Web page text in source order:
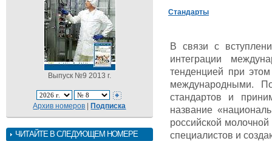
Выпуск №9 2013 г.
Архив номеров |Подписка
ЧИТАЙТЕ В СЛЕДУЮЩЕМ НОМЕРЕ
Стандарты
В связи с
интеграции
тенденцией при
международными.
стандартов и
название
российской
специалистов и